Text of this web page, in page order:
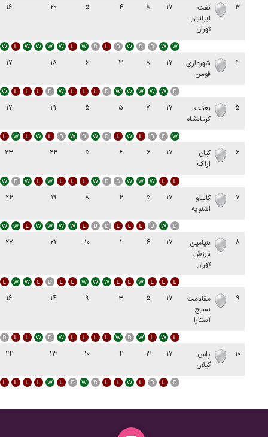
۳
نفت
ایرانیان
تهران
۱۷ ۸ ۴ ۵ ۲۰ ۱۶
۴
شهرداري
فومن
۱۷ ۸ ۳ ۶ ۱۸ ۱۷
۵
بعثت
کرمانشاه
۱۷ ۷ ۵ ۵ ۲۱ ۱۷
۶
کیان
اراک
۱۷ ۶ ۶ ۵ ۲۴ ۲۳
۷
کانیاو
اشنویه
۱۷ ۵ ۴ ۸ ۱۹ ۲۴
۸
بنیامین
ورزش
تهران
۱۷ ۶ ۱ ۱۰ ۲۱ ۲۷
۹
مقاومت
بسیج
آستارا
۱۷ ۵ ۳ ۹ ۱۴ ۱۶
۱۰
پاس
گيلان
۱۷ ۳ ۴ ۱۰ ۱۳ ۲۴